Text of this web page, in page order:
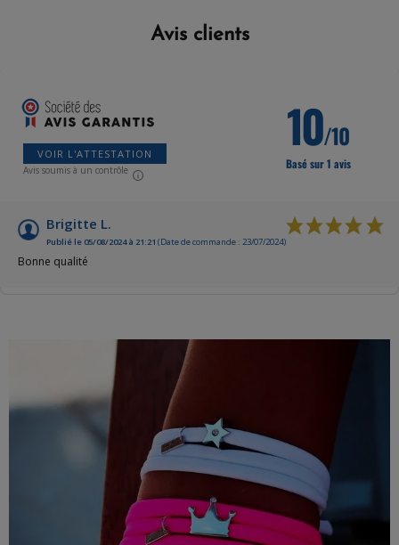
Avis clients
VOIR L'ATTESTATION
Avis soumis à un contrôle
10/10
Basé sur 1 avis
Brigitte L.
Publié le 05/08/2024 à 21:21 (Date de commande : 23/07/2024)
Bonne qualité